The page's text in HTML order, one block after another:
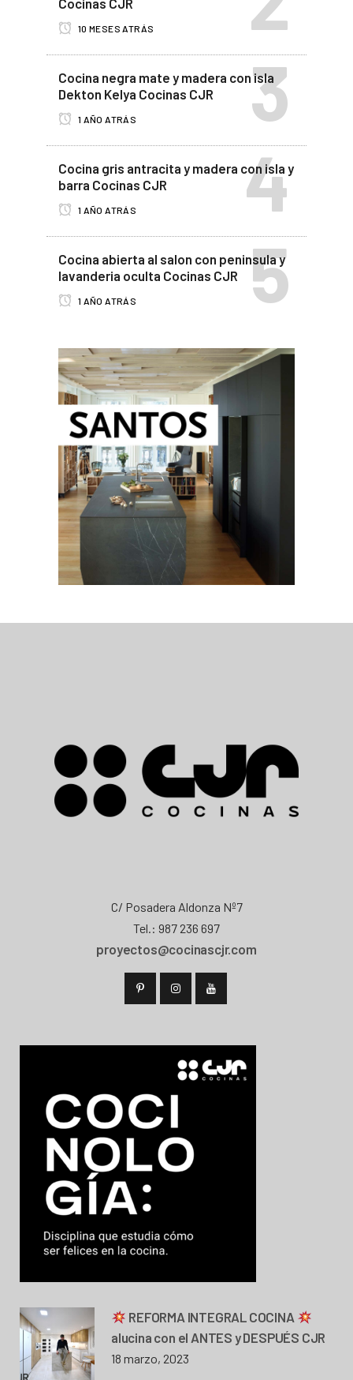
10 MESES ATRÁS
Cocina negra mate y madera con isla
Dekton Kelya Cocinas CJR
1 AÑO ATRÁS
Cocina gris antracita y madera con isla y
barra Cocinas CJR
1 AÑO ATRÁS
Cocina abierta al salon con peninsula y
lavanderia oculta Cocinas CJR
1 AÑO ATRÁS
C/ Posadera Aldonza Nº7
Tel.: 987 236 697
proyectos@cocinascjr.com
REFORMA INTEGRAL COCINA
alucina con el ANTES y DESPUÉS CJR
18 marzo, 2023